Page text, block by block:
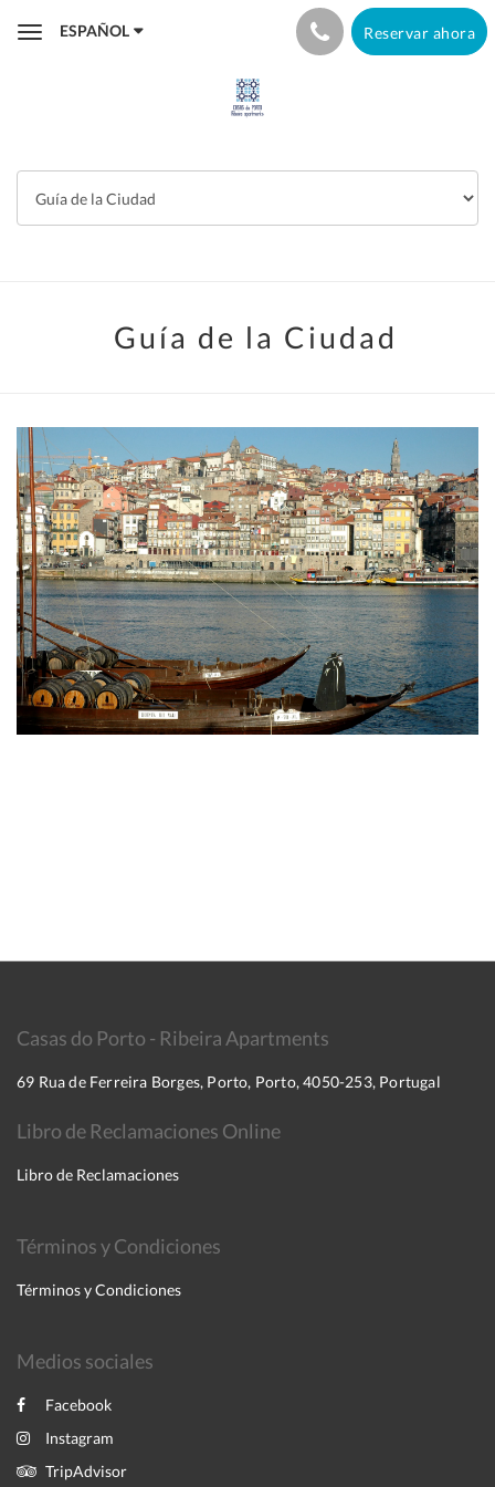
ToggleESPAÑOL Reservar ahora
Guía de la Ciudad
Casas do Porto - Ribeira Apartments
69 Rua de Ferreira Borges, Porto, Porto, 4050-253, Portugal
Libro de Reclamaciones Online
Libro de Reclamaciones
Términos y Condiciones
Términos y Condiciones
Medios sociales
Facebook
Instagram
TripAdvisor